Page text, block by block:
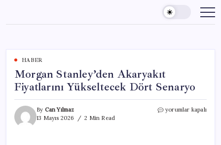
content
HABER
Morgan Stanley’den Akaryakıt
Fiyatlarını Yükseltecek Dört Senaryo
By Can Yılmaz
13 Mayıs 2026
2 Min Read
Morgan
yorumlar kapalı